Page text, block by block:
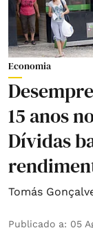
Economia
15 anos
Dívidas
Tomás
Publicado a: 05